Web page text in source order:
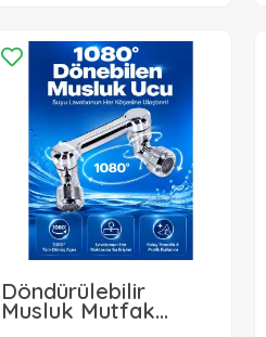
Döndürülebilir
Musluk Mutfak